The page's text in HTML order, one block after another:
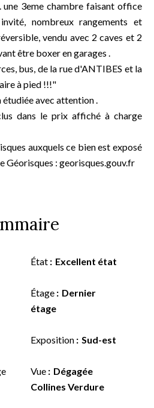
une 3eme chambre faisant office
nombreux rangements et
vendu avec 2 caves et 2
être boxer en garages .
bus, de la rue d'ANTIBES et la
à pied !!!"
avec attention .
dans le prix affiché à charge
auxquels ce bien est exposé
Géorisques : georisques.gouv.fr
État Excellent état
Étage
Dernier
étage
Exposition Sud-est
Vue
Dégagée
Collines Verdure